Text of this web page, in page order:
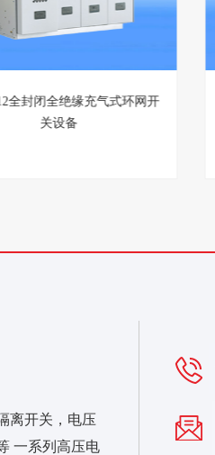
全封闭全绝缘充气式环网开
关设备
离开关，电压
一系列高压电